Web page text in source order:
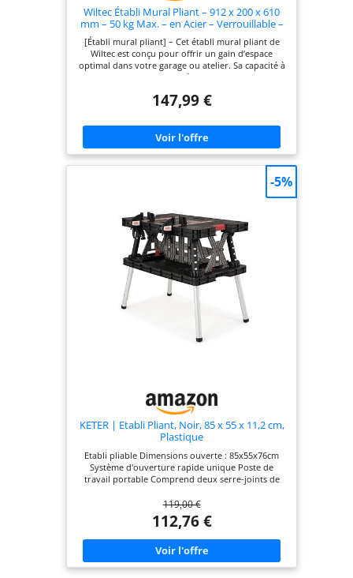
Wiltec Établi Mural Pliant – 912 x 200 x 610
mm – 50 kg Max. – en Acier – Verrouillable –
avec Panneau d’accrochage – Banc de
Travail Atelier Maison Bricolage
[Établi mural pliant] – Cet établi mural pliant de
Wiltec est conçu pour offrir un gain d’espace
optimal dans votre garage ou atelier. Sa capacité à
se replier permet de libérer rapidement de la
offrant une surface de travail complète et robuste
bricolage [Tableau d’accrochage intégré] – L’établi
est équipé d’un grand tableau d’accrochage
perforé à l’arrière qui permet de ranger
efficacement vos outils. Cela vous permet d’avoir
d’organiser votre espace de travail pour une
productivité accrue et un environnement ordonné
acier solide, cet établi mural pliant est capable de
supporter une charge maximale de 50 kg. Il offre
une stabilité et une robustesse suffisantes pour
soutenir des outils lourds et des matériaux de
travail sans risque de basculement ou d’usure
prématurée [Facilité de pliage et de rangement] –
Cet établi se plie facilement et rapidement, ce qui
le rend particulièrement pratique pour les espaces
restreints. Avec des dimensions compactes une
fois plié, il permet d’économiser de l’espace tout
en étant simple à déplier pour un usage
Cela le rend particulièrement adapté aux
environnements de travail partagés où la
protection contre les accès non autorisés est
cruciale
147,99 €
KETER | Etabli Pliant, Noir, 85 x 55 x 11,2 cm,
Plastique
Etabli pliable Dimensions ouverte : 85x55x76cm
Système d'ouverture rapide unique Poste de
travail portable Comprend deux serre-joints de
supporter jusqu'à 453kg
119,00 €
112,76 €
-5%